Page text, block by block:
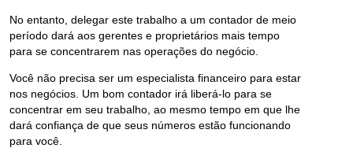
No entanto, delegar este trabalho a um contador de meio
período dará aos gerentes e proprietários mais tempo
para se concentrarem nas operações do negócio.
Você não precisa ser um especialista financeiro para estar
nos negócios. Um bom contador irá liberá-lo para se
concentrar em seu trabalho, ao mesmo tempo em que lhe
dará confiança de que seus números estão funcionando
para você.